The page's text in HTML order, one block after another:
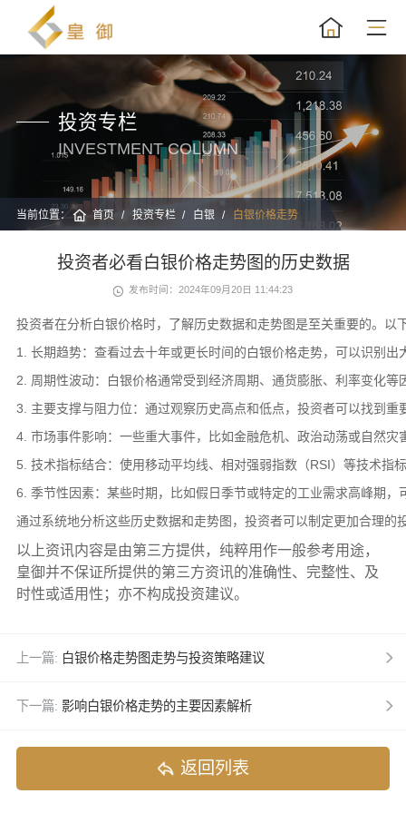
投资专栏
INVESTMENT COLUMN
当前位置： 首页 投资专栏 白银 白银价格走势
投资者必看白银价格走势图的历史数据
发布时间：2024年09月20日 11:44:23
投资者在分析白银价格时，了解历史数据和走势图是至关重要的。
1. 长期趋势：查看过去十年或更长时间的白银价格走势，可以识别
2. 周期性波动：白银价格通常受到经济周期、通货膨胀、利率变化
3. 主要支撑与阻力位：通过观察历史高点和低点，投资者可以找到
4. 市场事件影响：一些重大事件，比如金融危机、政治动荡或自然
5. 技术指标结合：使用移动平均线、相对强弱指数（RSI）等技术指
6. 季节性因素：某些时期，比如假日季节或特定的工业需求高峰期
通过系统地分析这些历史数据和走势图，投资者可以制定更加合理的
以上资讯内容是由第三方提供，纯粹用作一般参考用途，
皇御并不保证所提供的第三方资讯的准确性、完整性、及
时性或适用性；亦不构成投资建议。
上一篇: 白银价格走势图走势与投资策略建议
下一篇: 影响白银价格走势的主要因素解析
返回列表